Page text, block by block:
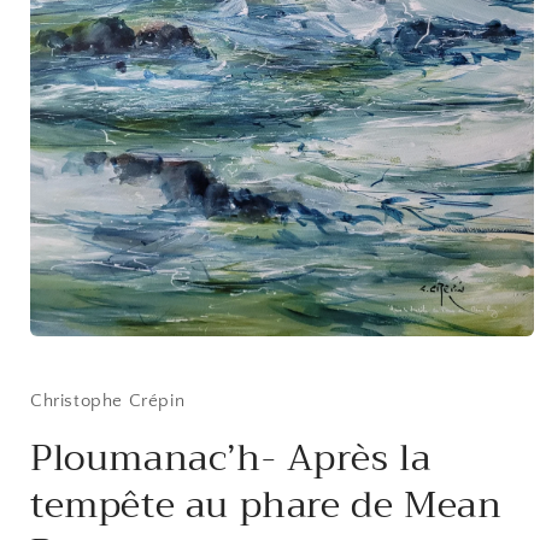
1
fenêtre
modale
Christophe Crépin
Ploumanac’h- Après la
tempête au phare de Mean